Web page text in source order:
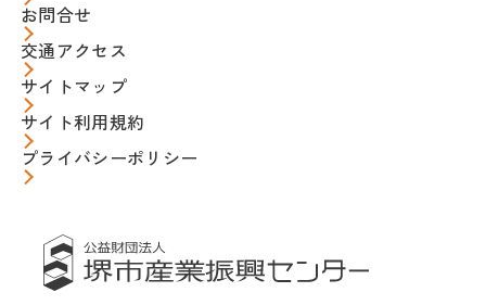
お問合せ
交通アクセス
サイトマップ
サイト利用規約
プライバシーポリシー